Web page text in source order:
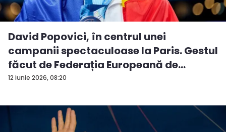
12 iunie 2026, 08:20
David Popovici, în centrul unei
campanii spectaculoase la Paris. Gestul
făcut de Federația Europeană de
Natați...